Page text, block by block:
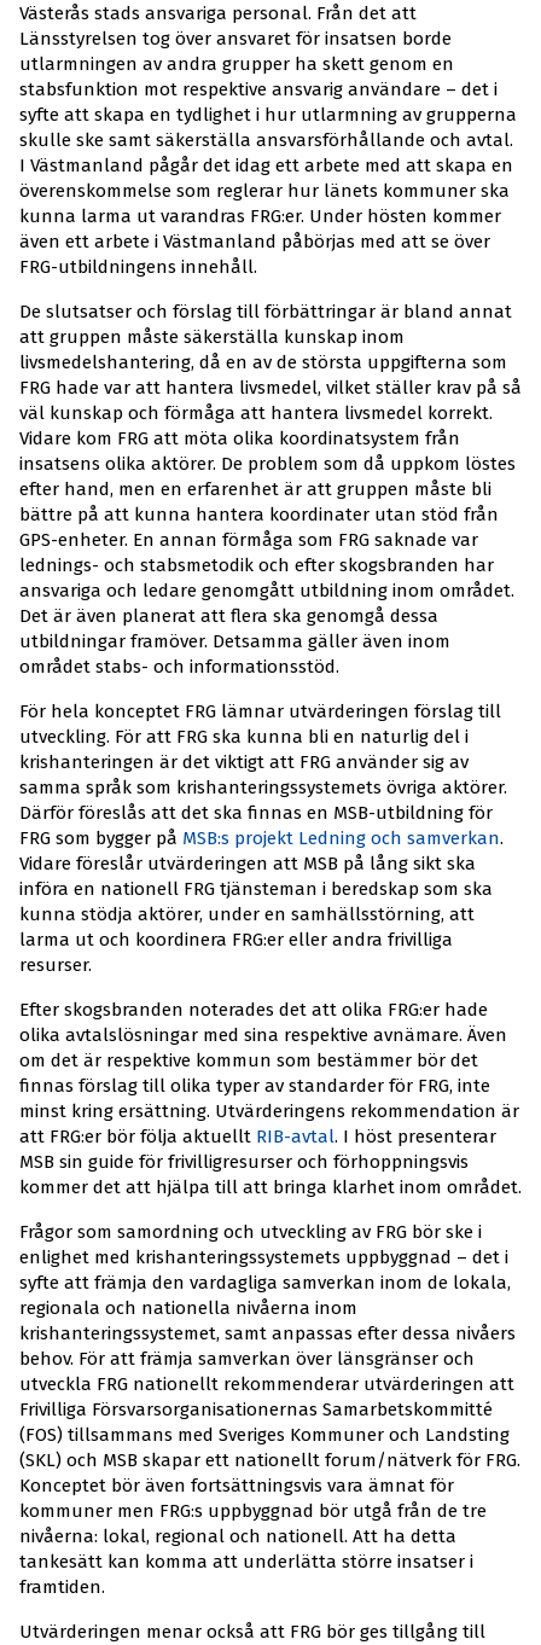
Västerås stads ansvariga personal. Från det att
Länsstyrelsen tog över ansvaret för insatsen borde
utlarmningen av andra grupper ha skett genom en
stabsfunktion mot respektive ansvarig användare – det i
syfte att skapa en tydlighet i hur utlarmning av grupperna
skulle ske samt säkerställa ansvarsförhållande och avtal.
I Västmanland pågår det idag ett arbete med att skapa en
överenskommelse som reglerar hur länets kommuner ska
kunna larma ut varandras FRG:er. Under hösten kommer
även ett arbete i Västmanland påbörjas med att se över
FRG-utbildningens innehåll.
De slutsatser och förslag till förbättringar är bland annat
att gruppen måste säkerställa kunskap inom
livsmedelshantering, då en av de största uppgifterna som
FRG hade var att hantera livsmedel, vilket ställer krav på så
väl kunskap och förmåga att hantera livsmedel korrekt.
Vidare kom FRG att möta olika koordinatsystem från
insatsens olika aktörer. De problem som då uppkom löstes
efter hand, men en erfarenhet är att gruppen måste bli
bättre på att kunna hantera koordinater utan stöd från
GPS-enheter. En annan förmåga som FRG saknade var
lednings- och stabsmetodik och efter skogsbranden har
ansvariga och ledare genomgått utbildning inom området.
Det är även planerat att flera ska genomgå dessa
utbildningar framöver. Detsamma gäller även inom
området stabs- och informationsstöd.
För hela konceptet FRG lämnar utvärderingen förslag till
utveckling. För att FRG ska kunna bli en naturlig del i
krishanteringen är det viktigt att FRG använder sig av
samma språk som krishanteringssystemets övriga aktörer.
Därför föreslås att det ska finnas en MSB-utbildning för
FRG som bygger på MSB:s projekt Ledning och samverkan.
Vidare föreslår utvärderingen att MSB på lång sikt ska
införa en nationell FRG tjänsteman i beredskap som ska
kunna stödja aktörer, under en samhällsstörning, att
larma ut och koordinera FRG:er eller andra frivilliga
resurser.
Efter skogsbranden noterades det att olika FRG:er hade
olika avtalslösningar med sina respektive avnämare. Även
om det är respektive kommun som bestämmer bör det
finnas förslag till olika typer av standarder för FRG, inte
minst kring ersättning. Utvärderingens rekommendation är
att FRG:er bör följa aktuellt RIB-avtal. I höst presenterar
MSB sin guide för frivilligresurser och förhoppningsvis
kommer det att hjälpa till att bringa klarhet inom området.
Frågor som samordning och utveckling av FRG bör ske i
enlighet med krishanteringssystemets uppbyggnad – det i
syfte att främja den vardagliga samverkan inom de lokala,
regionala och nationella nivåerna inom
krishanteringssystemet, samt anpassas efter dessa nivåers
behov. För att främja samverkan över länsgränser och
utveckla FRG nationellt rekommenderar utvärderingen att
Frivilliga Försvarsorganisationernas Samarbetskommitté
(FOS) tillsammans med Sveriges Kommuner och Landsting
(SKL) och MSB skapar ett nationellt forum/nätverk för FRG.
Konceptet bör även fortsättningsvis vara ämnat för
kommuner men FRG:s uppbyggnad bör utgå från de tre
nivåerna: lokal, regional och nationell. Att ha detta
tankesätt kan komma att underlätta större insatser i
framtiden.
Utvärderingen menar också att FRG bör ges tillgång till